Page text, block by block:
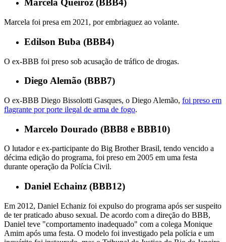
Marcela Queiroz (BBB4)
Marcela foi presa em 2021, por embriaguez ao volante.
Edilson Buba (BBB4)
O ex-BBB foi preso sob acusação de tráfico de drogas.
Diego Alemão (BBB7)
O ex-BBB Diego Bissolotti Gasques, o Diego Alemão, foi preso em
flagrante por porte ilegal de arma de fogo.
Marcelo Dourado (BBB8 e BBB10)
O lutador e ex-participante do Big Brother Brasil, tendo vencido a
décima edição do programa, foi preso em 2005 em uma festa
durante operação da Polícia Civil.
Daniel Echainz (BBB12)
Em 2012, Daniel Echaniz foi expulso do programa após ser suspeito
de ter praticado abuso sexual. De acordo com a direção do BBB,
Daniel teve "comportamento inadequado" com a colega Monique
Amim após uma festa. O modelo foi investigado pela polícia e um